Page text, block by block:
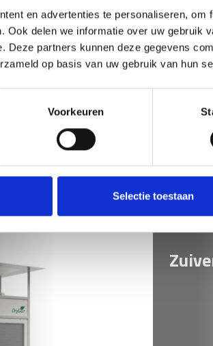
en advertenties te personaliseren,
Ook delen we informatie over uw gebruik
Deze partners kunnen deze gegevens
op basis van uw gebruik van hun
Voorkeuren
Selectie toestaan